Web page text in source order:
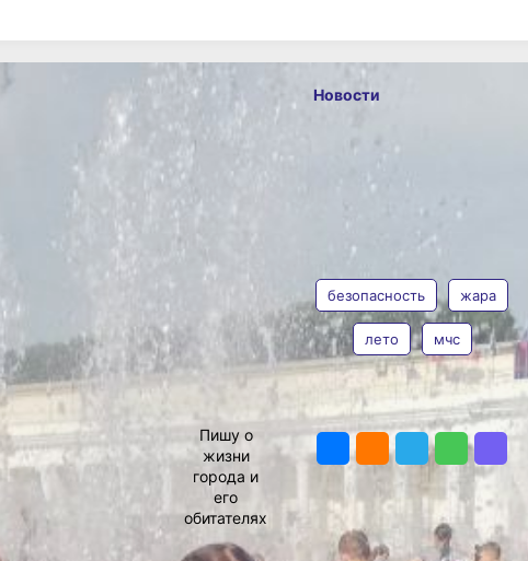
26 июня 2025 г., 16:45
прогреется до 37
крае
температуры до +
воздуха,
духоты,
Новости
26 июня 2025 г., 16:45
Виктория
Андреева
Пишу о
жизни
города и
его
обитателях
безопасность жара
лето мчс
ПОДЕЛИТЬСЯ